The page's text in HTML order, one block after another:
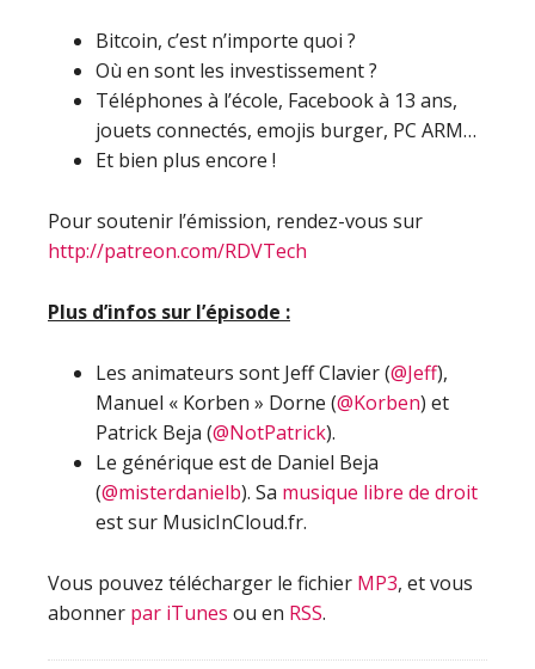
Bitcoin, c’est n’importe quoi ?
Où en sont les investissement ?
Téléphones à l’école, Facebook à 13 ans,
jouets connectés, emojis burger, PC ARM…
Et bien plus encore !
Pour soutenir l’émission, rendez-vous sur
http://patreon.com/RDVTech
Plus d’infos sur l’épisode :
Les animateurs sont Jeff Clavier (@Jeff),
Manuel « Korben » Dorne (@Korben) et
Patrick Beja (@NotPatrick).
Le générique est de Daniel Beja
(@misterdanielb). Sa musique libre de droit
est sur MusicInCloud.fr.
Vous pouvez télécharger le fichier MP3, et vous
abonner par iTunes ou en RSS.